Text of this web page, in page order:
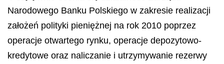
Narodowego Banku Polskiego w zakresie realizacji
założeń polityki pieniężnej na rok 2010 poprzez
operacje otwartego rynku, operacje depozytowo-
kredytowe oraz naliczanie i utrzymywanie rezerwy